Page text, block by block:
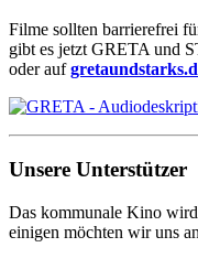
Filme sollten barrierefrei
gibt es jetzt GRETA und
oder auf
Unsere Unterstützer
Das kommunale Kino
einigen möchten wir uns